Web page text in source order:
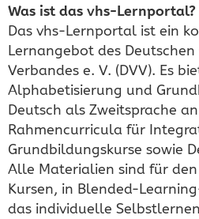
Was ist das vhs-Lernportal?
Das vhs-Lernportal ist ein
Lernangebot des
Verbandes e. V. (DVV). Es
Alphabetisierung und
Deutsch als Zweitsprache
Rahmencurricula für
Grundbildungskurse sowie
Alle Materialien sind für
Kursen, in Blended-
das individuelle